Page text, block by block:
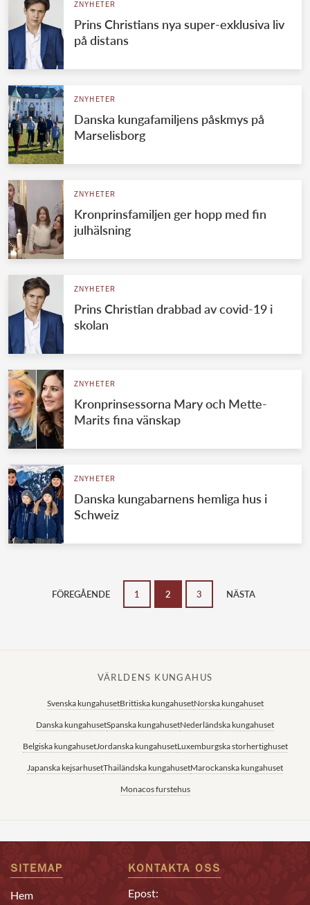
ZNYHETER
Prins Christians nya super-exklusiva liv
på distans
ZNYHETER
Danska kungafamiljens påskmys på
Marselisborg
ZNYHETER
Kronprinsfamiljen ger hopp med fin
julhälsning
ZNYHETER
Prins Christian drabbad av covid-19 i
skolan
ZNYHETER
Kronprinsessorna Mary och Mette-
Marits fina vänskap
ZNYHETER
Danska kungabarnens hemliga hus i
Schweiz
FÖREGÅENDE 1 2 3 NÄSTA
VÄRLDENS KUNGAHUS
Svenska kungahusetBrittiska kungahusetNorska kungahuset
Danska kungahusetSpanska kungahusetNederländska kungahuset
Belgiska kungahusetJordanska kungahusetLuxemburgska storhertighuset
Japanska kejsarhusetThailändska kungahusetMarockanska kungahuset
Monacos furstehus
SITEMAP
Hem
KONTAKTA OSS
Epost: